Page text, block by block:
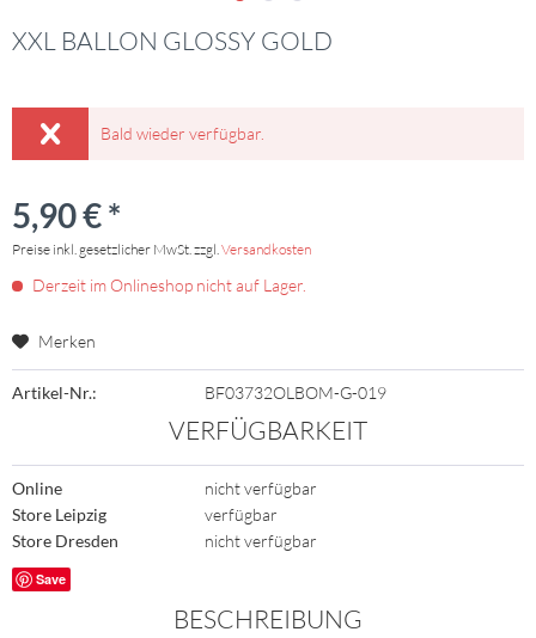
XXL BALLON GLOSSY GOLD
Bald wieder verfügbar.
5,90 € *
Preise inkl. gesetzlicher MwSt. zzgl.Versandkosten
Derzeit im Onlineshop nicht auf Lager.
Merken
Artikel-Nr.: BF03732OLBOM-G-019
VERFÜGBARKEIT
Online
nicht verfügbar
Store Leipzig
verfügbar
Store Dresden
nicht verfügbar
Save
BESCHREIBUNG